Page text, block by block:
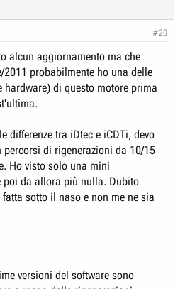
#20
alcun aggiornamento ma che
probabilmente ho una delle
hardware) di questo motore prima
differenze tra iDtec e iCDTi, devo
di rigenerazioni da 10/15
Ho visto solo una mini
poi da allora più nulla. Dubito
sotto il naso e non me ne sia
versioni del software sono